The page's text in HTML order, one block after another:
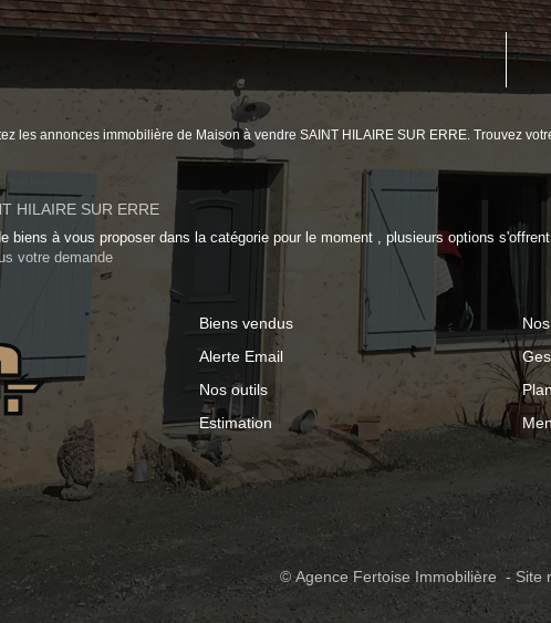
les annonces immobilière de Maison à vendre SAINT HILAIRE SUR ERRE. Trouvez
HILAIRE SUR ERRE
biens à vous proposer dans la catégorie pour le moment , plusieurs options
votre demande
Biens vendus
Alerte Email
Nos outils
Estimation
© Agence Fertoise Immobilière - Site